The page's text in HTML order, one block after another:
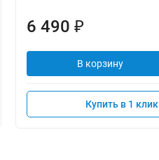
6 490 ₽
В корзину
Купить в 1 клик